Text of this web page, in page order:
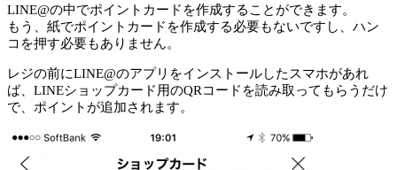
LINE@の中でポイントカードを作成することができます。
もう、紙でポイントカードを作成する必要もないですし、ハン
コを押す必要もありません。
レジの前にLINE@のアプリをインストールしたスマホがあれ
ば、LINEショップカード用のQRコードを読み取ってもらうだけ
で、ポイントが追加されます。